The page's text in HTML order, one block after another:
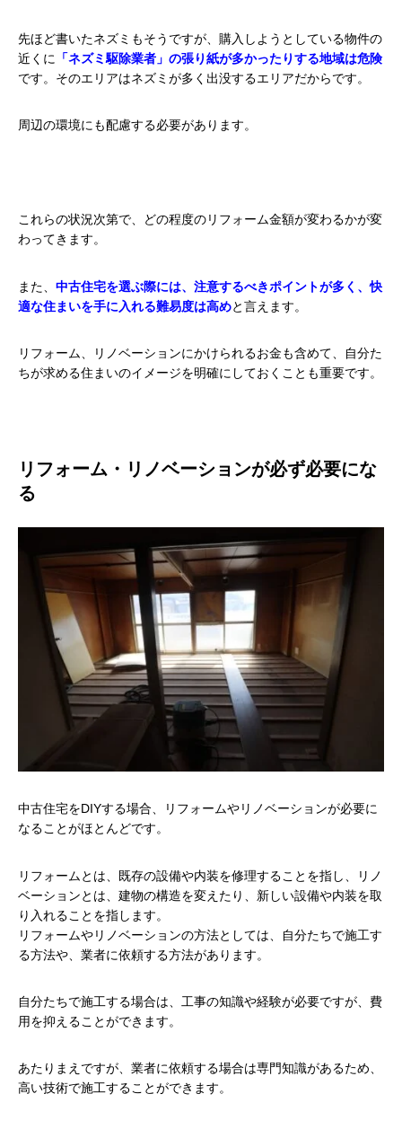
先ほど書いたネズミもそうですが、購入しようとしている物件の
近くに
「ネズミ駆除業者」の張り紙が多かったりする地域は危険
です。そのエリアはネズミが多く出没するエリアだからです。
周辺の環境にも配慮する必要があります。
これらの状況次第で、どの程度のリフォーム金額が変わるかが変
わってきます。
また、 中古住宅を選ぶ際には、注意するべきポイントが多く、快
適な住まいを手に入れる難易度は高めと言えます。
リフォーム、リノベーションにかけられるお金も含めて、自分た
ちが求める住まいのイメージを明確にしておくことも重要です。
リフォーム・リノベーションが必ず必要にな
る
中古住宅をDIYする場合、リフォームやリノベーションが必要に
なることがほとんどです。
リフォームとは、既存の設備や内装を修理することを指し、リノ
ベーションとは、建物の構造を変えたり、新しい設備や内装を取
り入れることを指します。
リフォームやリノベーションの方法としては、自分たちで施工す
る方法や、業者に依頼する方法があります。
自分たちで施工する場合は、工事の知識や経験が必要ですが、費
用を抑えることができます。
あたりまえですが、業者に依頼する場合は専門知識があるため、
高い技術で施工することができます。